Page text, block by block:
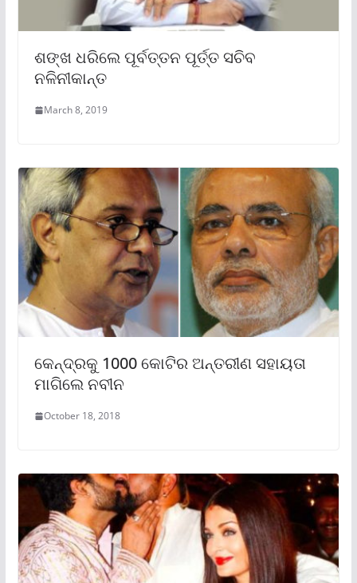
ଶଙ୍ଖ ଧରିଲେ ପୂର୍ବତ୍ତନ ପୂର୍ତ୍ତ ସଚିବ
ନଳିନୀକାନ୍ତ
March 8, 2019
କେନ୍ଦ୍ରକୁ 1000 କୋଟିର ଅନ୍ତରୀଣ ସହାୟତା
ମାଗିଲେ ନବୀନ
October 18, 2018